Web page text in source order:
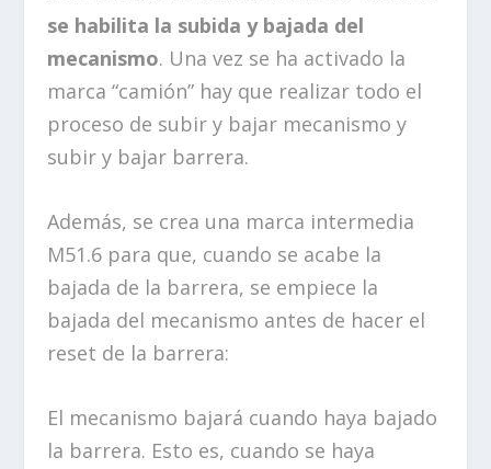
se habilita la subida y bajada del
mecanismo. Una vez se ha activado la
marca “camión” hay que realizar todo el
proceso de subir y bajar mecanismo y
subir y bajar barrera.
Además, se crea una marca intermedia
M51.6 para que, cuando se acabe la
bajada de la barrera, se empiece la
bajada del mecanismo antes de hacer el
reset de la barrera:
El mecanismo bajará cuando haya bajado
la barrera. Esto es, cuando se haya